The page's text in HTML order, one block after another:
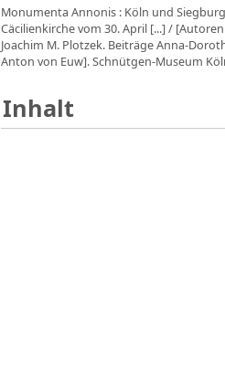
Monumenta Annonis : Köln und
Cäcilienkirche vom 30. April [...] /
Joachim M. Plotzek. Beiträge Anna-
Anton von Euw]. Schnütgen-Museum
Inhalt